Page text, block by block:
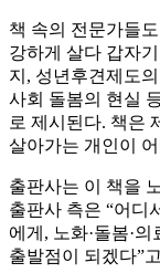
책 속의 전문가들
강하게 살다 갑자
지, 성년후견제도
사회 돌봄의 현실
로 제시된다. 책은
살아가는 개인이
출판사는 이 책을
출판사 측은 “어디
에게, 노화·돌봄·
출발점이 되겠다”